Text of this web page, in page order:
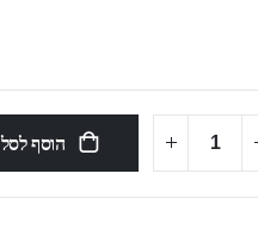
הוסף לסל